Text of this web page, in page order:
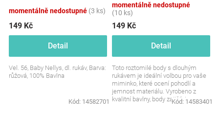
momentálně nedostupné (3 ks)
149 Kč
Detail
Vel. 56, Baby Nellys, dl. rukáv, Barva:
růžová, 100% Bavlna
Kód: 14582701
momentálně nedostupné
(10 ks)
149 Kč
Detail
Toto roztomilé body s dlouhým
rukávem je ideální volbou pro vaše
miminko, které ocení pohodlí a
jemnost materiálu. Vyrobeno z
kvalitní bavlny, body zajišťuje
Kód: 14583401